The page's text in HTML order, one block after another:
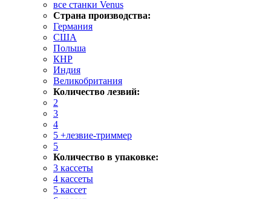
все станки Venus
Страна производства:
Германия
США
Польша
КНР
Индия
Великобритания
Количество лезвий:
2
3
4
5 +лезвие-триммер
5
Количество в упаковке:
3 кассеты
4 кассеты
5 кассет